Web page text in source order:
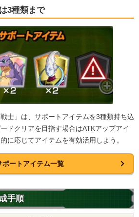
3種類まで
士」は、サポートアイテムを3種類持ち込
ドクリアを目指す場合はATKアップアイ
に応じてアイテムを有効活用しよう。
ポートアイテム一覧
手順